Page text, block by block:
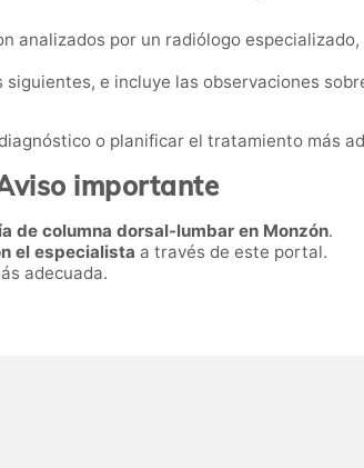
analizados por un radiólogo
e incluye las observaciones
o planificar el tratamiento más
importante
de columna dorsal-lumbar en Monzón.
el especialista a través de este portal.
adecuada.